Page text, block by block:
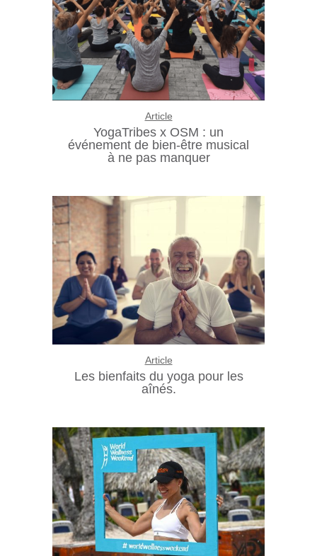
Article
YogaTribes x OSM : un
événement de bien-être musical
à ne pas manquer
Article
Les bienfaits du yoga pour les
aînés.